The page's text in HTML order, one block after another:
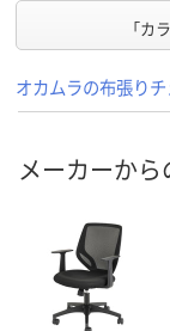
「カ
オカムラの布張り
メーカーか